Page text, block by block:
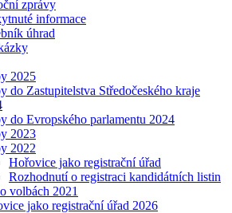
zprávy
informace
úhrad
2025
do Zastupitelstva Středočeského kraje
do Evropského parlamentu 2024
2023
2022
Hořovice jako registrační úřad
Rozhodnutí o registraci kandidátních listin
volbách 2021
jako registrační úřad 2026